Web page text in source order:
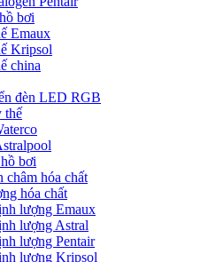
bơi
Emaux
Kripsol
china
đèn LED RGB
thế
bơi
châm hóa chất
hóa chất
lượng Emaux
lượng Astral
lượng Pentair
lượng Kripsol